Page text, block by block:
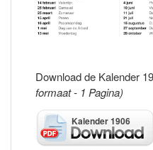
Download de Kalender
formaat - 1 Pagina)
Kalender 1906